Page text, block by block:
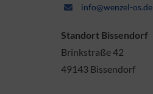
info@wenzel-os.de
Standort Bissendorf
Brinkstraße 42
49143 Bissendorf